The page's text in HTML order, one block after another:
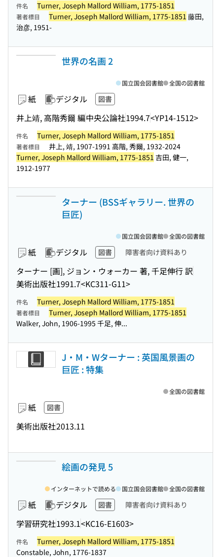
件名 Turner, Joseph Mallord William, 1775-1851
著者標目 Turner, Joseph Mallord William, 1775-1851 藤田,
治彦, 1951-
世界の名画 2
紙 デジタル 図書
井上靖, 高階秀爾 編中央公論社1994.7<YP14-1512>
国立国会図書館 全国の図書館
件名 Turner, Joseph Mallord William, 1775-1851
著者標目
井上, 靖, 1907-1991 高階, 秀爾, 1932-2024
Turner, Joseph Mallord William, 1775-1851 吉田, 健一,
1912-1977
ターナー (BSSギャラリー. 世界の
巨匠)
紙 デジタル 図書 障害者向け資料あり
ターナー [画], ジョン・ウォーカー 著, 千足伸行 訳
美術出版社1991.7<KC311-G11>
国立国会図書館 全国の図書館
件名 Turner, Joseph Mallord William, 1775-1851
著者標目
Turner, Joseph Mallord William, 1775-1851
Walker, John, 1906-1995 千足, 伸...
J・M・Wターナー : 英国風景画の
巨匠 : 特集
紙 図書
美術出版社2013.11
全国の図書館
絵画の発見 5
紙 デジタル 図書 障害者向け資料あり
学習研究社1993.1<KC16-E1603>
インターネットで読める 国立国会図書館 全国の図書館
件名
Turner, Joseph Mallord William, 1775-1851
Constable, John, 1776-1837